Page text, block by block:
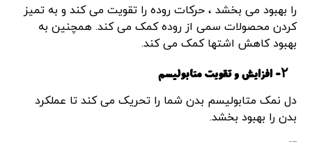
را بهبود می بخشد ، حرکات روده را تقویت می کند و به تمیز
کردن محصولات سمی از روده کمک می کند. همچنین به
بهبود کاهش اشتها کمک می کند.
۲- افزایش و تقویت متابولیسم
دل نمک متابولیسم بدن شما را تحریک می کند تا عملکرد
بدن را بهبود بخشد.